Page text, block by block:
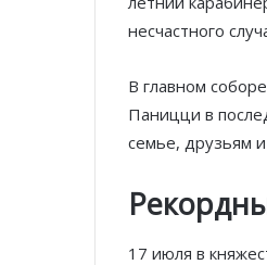
несчастного
В главном
Паницци в
семье, друзьям
17 июля в